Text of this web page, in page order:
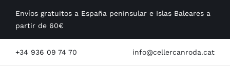
Envíos gratuitos a España peninsular e Islas Baleares a
partir de 60€
+34 936 09 74 70 info@cellercanroda.cat